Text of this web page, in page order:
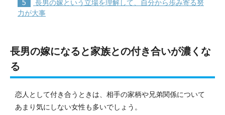
長男の嫁という立場を理解して、自分から歩み寄る努
力が大事
長男の嫁になると家族との付き合いが濃くな
る
恋人として付き合うときは、相手の家柄や兄弟関係について
あまり気にしない女性も多いでしょう。